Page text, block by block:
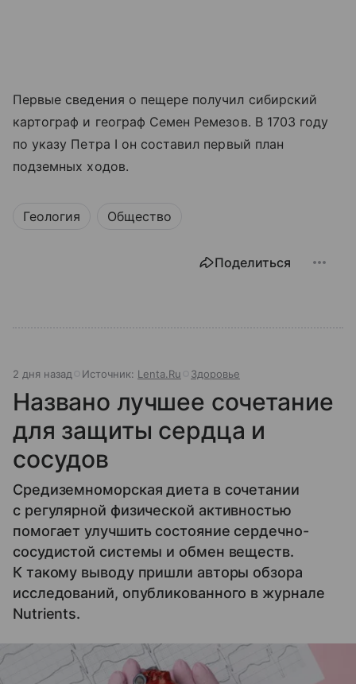
Первые сведения о пещере получил сибирский
картограф и географ Семен Ремезов. В 1703 году
по указу Петра I он составил первый план
подземных ходов.
Геология Общество
Поделиться
2 дня назад Источник: Lenta.Ru Здоровье
Названо лучшее сочетание
для защиты сердца и
сосудов
Средиземноморская диета в сочетании
с регулярной физической активностью
помогает улучшить состояние сердечно-
сосудистой системы и обмен веществ.
К такому выводу пришли авторы обзора
исследований, опубликованного в журнале
Nutrients.